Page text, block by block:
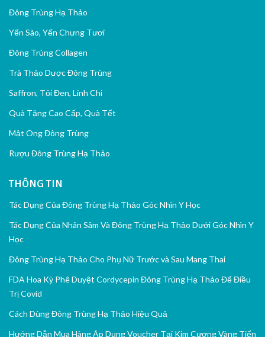
Đông Trùng Hạ Thảo
Yến Sào, Yến Chưng Tươi
Đông Trùng Collagen
Trà Thảo Dược Đông Trùng
Saffron, Tỏi Đen, Linh Chi
Quà Tặng Cao Cấp, Quà Tết
Mật Ong Đông Trùng
Rượu Đông Trùng Hạ Thảo
THÔNG TIN
Tác Dụng Của Đông Trùng Hạ Thảo Góc Nhìn Y Học
Tác Dụng Của Nhân Sâm Và Đông Trùng Hạ Thảo Dưới Góc Nhìn Y
Học
Đông Trùng Hạ Thảo Cho Phụ Nữ Trước và Sau Mang Thai
FDA Hoa Kỳ Phê Duyệt Cordycepin Đông Trùng Hạ Thảo Để Điều
Trị Covid
Cách Dùng Đông Trùng Hạ Thảo Hiệu Quả
Hướng Dẫn Mua Hàng Áp Dụng Voucher Tại Kim Cương Vàng Tiến